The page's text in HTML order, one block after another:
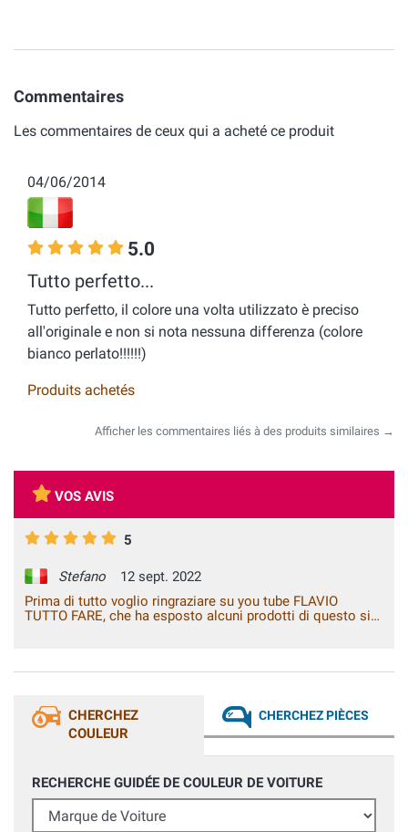
Commentaires
Les commentaires de ceux qui a acheté ce produit
04/06/2014
5.0
Tutto perfetto...
Tutto perfetto, il colore una volta utilizzato è preciso
all'originale e non si nota nessuna differenza (colore
bianco perlato!!!!!!)
Produits achetés
Afficher les commentaires liés à des produits similaires →
VOS AVIS
5
Stefano
12 sept. 2022
Prima di tutto voglio ringraziare su you tube FLAVIO
TUTTO FARE, che ha esposto alcuni prodotti di questo sito
ottimo, saluti.
CHERCHEZ
COULEUR
CHERCHEZ PIÈCES
RECHERCHE GUIDÉE DE COULEUR DE VOITURE
Marque de Voiture